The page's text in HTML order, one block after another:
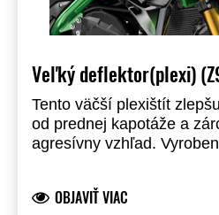
Veľký deflektor(plexi)
Tento väčší plexištít
od prednej kapotáže a
agresívny vzhľad. Vyrobený z mierne
štandardný kryt prístrojovej dosky.
OBJAVIŤ VIAC